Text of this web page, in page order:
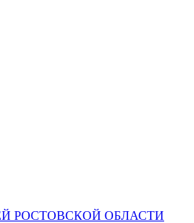
РОСТОВСКОЙ ОБЛАСТИ